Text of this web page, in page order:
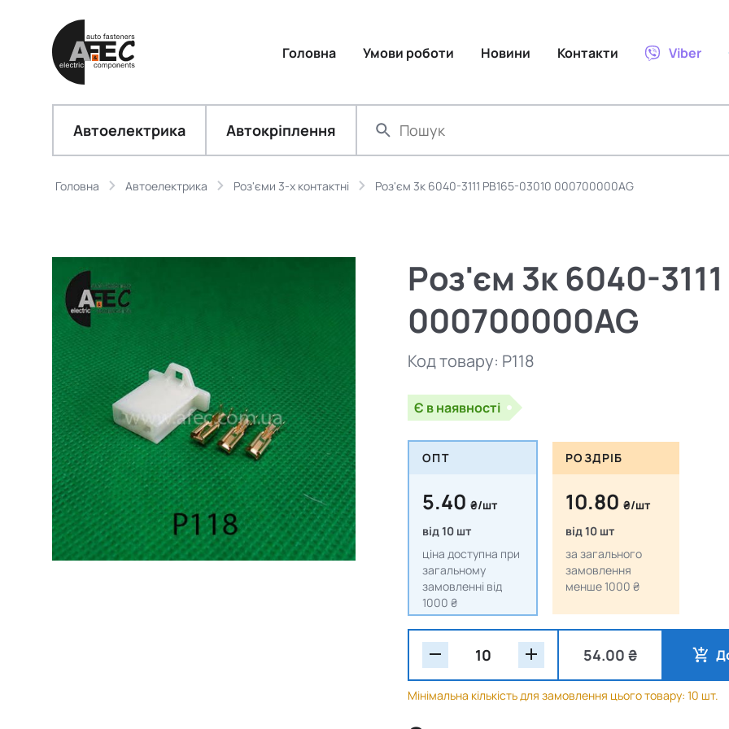
Головна Умови роботи Новини Контакти Viber
Автоелектрика Автокріплення
Головна Автоелектрика Роз'єми 3-х контактні Роз'єм 3к 6040-3111 PB165-03010 000700000AG
Роз'єм 3к 6040-
000700000AG
Код товару: P118
Є в наявності
ОПТ
5.40₴/шт
від 10 шт
ціна доступна при
загальному
замовленні від
1000 ₴
РОЗДРІБ
10.80₴/шт
від 10 шт
за загального
замовлення
менше 1000 ₴
54.00 ₴
Мінімальна кількість для замовлення цього товару: 10 шт.